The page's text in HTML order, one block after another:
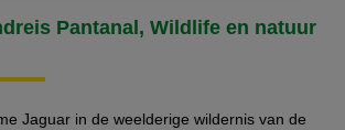
Pantanal, Wildlife en natuur
Jaguar in de weelderige wildernis van de